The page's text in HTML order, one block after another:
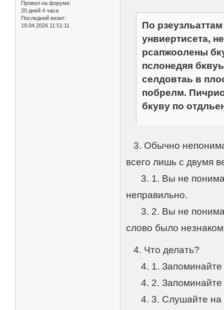
Провел на форуме:
20 дней 4 часа
Последний визит:
19.04.2026 11:51:11
По
унвиертисета,
рсапжоолены
пслонедяя
селдовтаь в
побрелм.
бкуву по
3. Обычно
всего лишь с двумя
3. 1. Вы не
неправильно.
3. 2. Вы не
слово было
4. Что делать?
4. 1. Запоминайте
4. 2. Запоминайте
4. 3. Слушайте на